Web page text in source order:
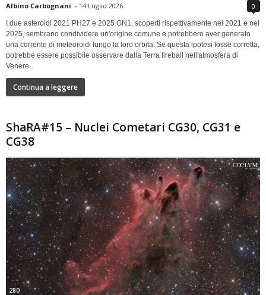
Albino Carbognani - 14 Luglio 2026 0
I due asteroidi 2021 PH27 e 2025 GN1, scoperti rispettivamente nel 2021 e nel
2025, sembrano condividere un'origine comune e potrebbero aver generato
una corrente di meteoroidi lungo la loro orbita. Se questa ipotesi fosse corretta,
potrebbe essere possibile osservare dalla Terra fireball nell'atmosfera di
Venere.
Continua a leggere
ShaRA#15 – Nuclei Cometari CG30, CG31 e
CG38
280